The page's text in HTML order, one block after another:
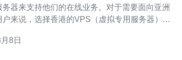
务器来支持他们的在线业务。对于需要面向亚洲
户来说，选择香港的VPS（虚拟专用服务器）是
指南，帮助你提升网络速度。 1. 选择合适的
8日